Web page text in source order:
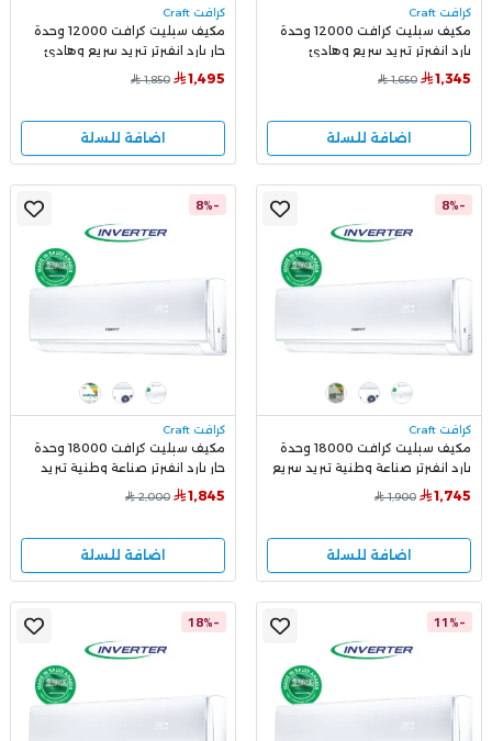
كرافت Craft
مكيف سبليت كرافت 12000 وحدة
بارد انفيرتر تبريد سريع وهادئ
CSAC12FE6T
1,345
1,650
اضافة للسلة
كرافت Craft
مكيف سبليت كرافت 12000 وحدة
حار بارد انفيرتر تبريد سريع وهادئ
CSAC12FE7T
1,495
1,850
اضافة للسلة
-8%
كرافت Craft
مكيف سبليت كرافت 18000 وحدة
بارد انفيرتر صناعة وطنية تبريد سريع
وهادئ DW18E6AA3IXS00
1,745
1,900
اضافة للسلة
-8%
كرافت Craft
مكيف سبليت كرافت 18000 وحدة
حار بارد انفيرتر صناعة وطنية تبريد
سريع وهادئ DW18E7AA3IXS00
1,845
2,000
اضافة للسلة
-11%
-18%